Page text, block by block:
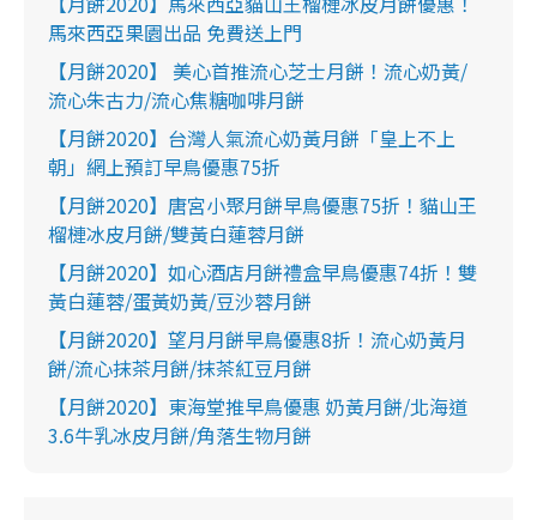
馬來西亞果園出品 免費送上門
【月餅2020】 美心首推流心芝士月餅！流心奶黃/
流心朱古力/流心焦糖咖啡月餅
【月餅2020】台灣人氣流心奶黃月餅「皇上不上
朝」網上預訂早鳥優惠75折
【月餅2020】唐宮小聚月餅早鳥優惠75折！貓山王
榴槤冰皮月餅/雙黃白蓮蓉月餅
【月餅2020】如心酒店月餅禮盒早鳥優惠74折！雙
黃白蓮蓉/蛋黃奶黃/豆沙蓉月餅
【月餅2020】望月月餅早鳥優惠8折！流心奶黃月
餅/流心抹茶月餅/抹茶紅豆月餅
【月餅2020】東海堂推早鳥優惠 奶黃月餅/北海道
3.6牛乳冰皮月餅/角落生物月餅